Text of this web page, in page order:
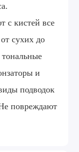
с кистей все
сухих до
и
подводок
повреждают
кистей,